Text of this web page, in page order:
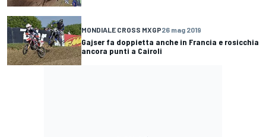
MONDIALE CROSS MXGP26 mag 2019
Gajser fa doppietta anche in Francia e rosicchia
ancora punti a Cairoli